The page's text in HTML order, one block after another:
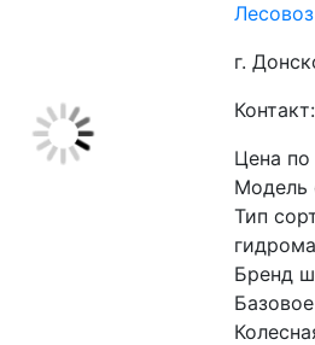
г.
Цена по
Модель
Тип
Бренд